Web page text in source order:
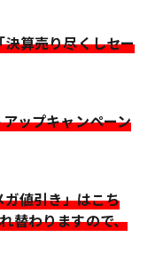
算売り尽くしセー
ップキャンペーン
値引き」はこち
替わりますので、